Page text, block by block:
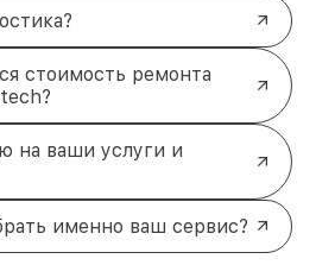
стоимость ремонта
на ваши услуги и
именно ваш сервис?